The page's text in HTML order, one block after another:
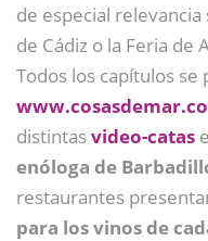
de especial relevancia
de Cádiz o la Feria de
Todos los capítulos
distintasvideo-catas
enóloga de
restaurantes
para los vinos de